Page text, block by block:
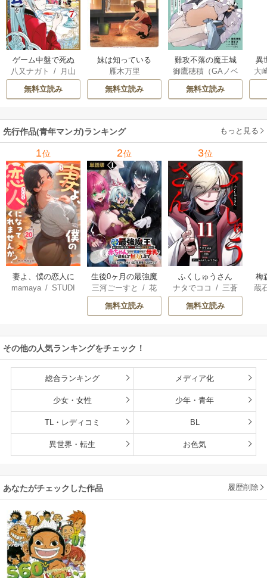
ゲーム中盤で死ぬ
悪役貴族に転生し
たので、外れスキ
ル【テイム】を駆
してみた
八又ナガト / 月山
可也
無料立読み
妹は知っている
雁木万里
無料立読み
難攻不落の魔王城
へようこそ～デバ
フは不要と勇者パ
ーティーを追い出
魔王軍の最高幹部
に迎えられる～
御鷹穂積（GAノベ
ル／SBクリエイテ
ィブ刊）/蚕堂j1
六/ユウヒ
無料立読み
異
は
大
先行作品(青年マンガ)ランキング もっと見る
1位
妻よ、僕の恋人に
なってくれません
mamaya /STUDI
2位
生後0ヶ月の最強魔
王 食べるだけ強
くなるチート能力
持ち転生者だけど
雄たちの母乳で成
長して無双します
三河ごーすと /花
房雪 / マップ
無料立読み
3位
ふくしゅうさん
ナタでココ / 三蒼
チームふくし
ゅうさん
無料立読み
梅
蔵
その他の人気ランキングをチェック！
総合ランキング メディア化
少女・女性 少年・青年
TL・レディコミ BL
異世界・転生 お色気
あなたがチェックした作品 履歴削除